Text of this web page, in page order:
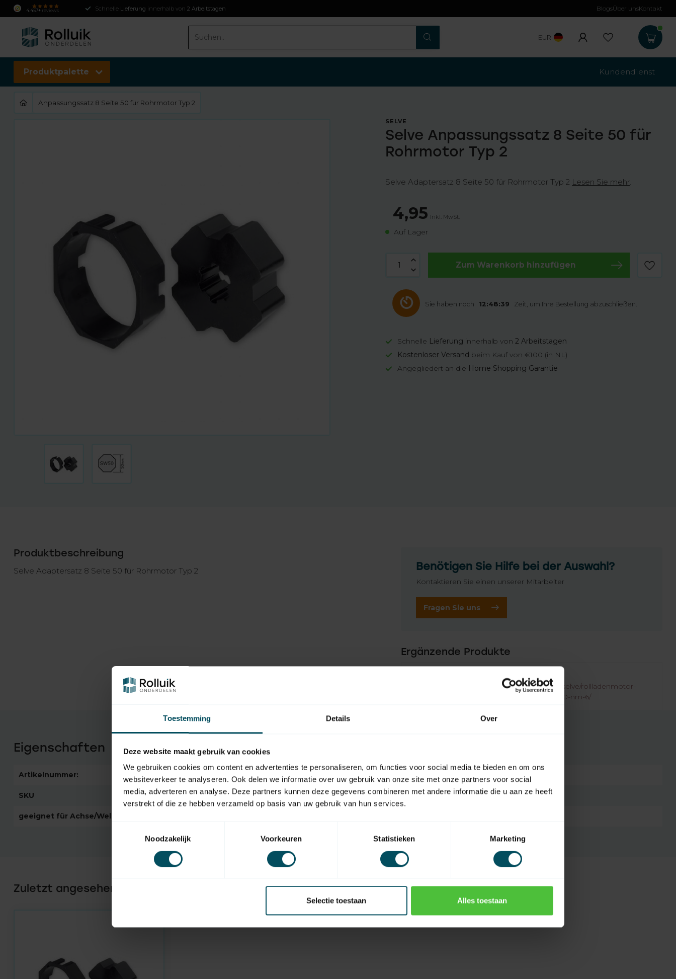
Toestemming Details Over
Deze website maakt gebruik van cookies
We gebruiken cookies om content en advertenties te personaliseren, om functies voor social media te bieden en om ons
websiteverkeer te analyseren. Ook delen we informatie over uw gebruik van onze site met onze partners voor social
media, adverteren en analyse. Deze partners kunnen deze gegevens combineren met andere informatie die u aan ze heeft
verstrekt of die ze hebben verzameld op basis van uw gebruik van hun services.
Noodzakelijk
Voorkeuren Statistieken Marketing
Selectie toestaan Alles toestaan
4.457+ reviews Schnelle Lieferung innerhalb von 2 Arbeitstagen Kostenloser
BlogsÜber unsKontakt
EUR
Produktpalette Kundendienst
Anpassungssatz 8 Seite 50 für Rohrmotor Typ 2
SELVE
Selve Anpassungssatz 8 Seite 50 für
Rohrmotor Typ 2
Selve Adaptersatz 8 Seite 50 für Rohrmotor Typ 2 Lesen Sie mehr.
4,95 Inkl. MwSt.
Auf Lager
Zum Warenkorb hinzufügen
Sie haben noch 12:48:38 Zeit, um Ihre Bestellung abzuschließen.
Schnelle Lieferung innerhalb von2 Arbeitstagen
Kostenloser Versand beim Kauf von €100 (in NL)
Angegliedert an die Home Shopping Garantie
Produktbeschreibung
Selve Adaptersatz 8 Seite 50 für Rohrmotor Typ 2 Benötigen Sie Hilfe bei der Auswahl?
Kontaktieren Sie einen unserer Mitarbeiter
Fragen Sie uns
Ergänzende Produkte
https://www.rolluikonderdelen.nl/de/marken/selve/rollladenmotor-
anpassungssaetze/typ-2-von-50-mm-6-bis-50-nm-6/
Eigenschaften
Artikelnummer: 1889 EAN Code 7432257081014
SKU 288219 + 288026 für Rohrmotor Selve Typ 2
geeignet für Achse/Welle
Zuletzt angesehen